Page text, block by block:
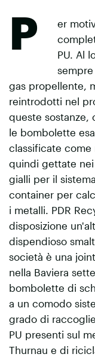
P
er
PU. Al
gas propellente,
reintrodotti nel
queste sostanze,
le bombolette
classificate
quindi gettate
gialli per il
container per
i metalli. PDR
disposizione
dispendioso
società è una
nella Baviera
bombolette di
a un comodo
grado di
PU presenti sul
Thurnau e di